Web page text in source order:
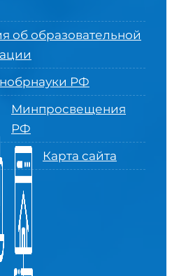
об образовательной
РФ
Минпросвещения
РФ
Карта сайта